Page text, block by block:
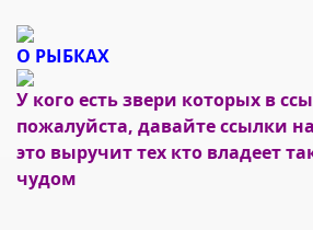
О РЫБКАХ
У кого есть звери которых в
пожалуйста, давайте ссылки
это выручит тех кто владеет
чудом